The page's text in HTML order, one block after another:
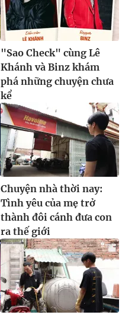
"Sao Check" cùng Lê
Khánh và Binz khám
phá những chuyện chưa
kể
Chuyện nhà thời nay:
Tình yêu của mẹ trở
thành đôi cánh đưa con
ra thế giới